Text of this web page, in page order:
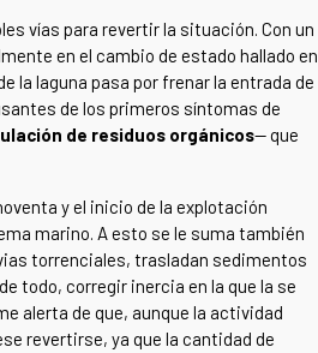
vías para revertir la situación. Con un
en el cambio de estado hallado en
la laguna pasa por frenar la entrada de
de los primeros síntomas de
de residuos orgánicos— que
y el inicio de la explotación
marino. A esto se le suma también
torrenciales, trasladan sedimentos
todo, corregir inercia en la que la se
alerta de que, aunque la actividad
revertirse, ya que la cantidad de